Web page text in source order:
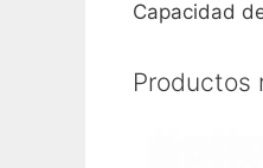
Capacidad
Productos